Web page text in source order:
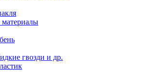
гвозди и др.